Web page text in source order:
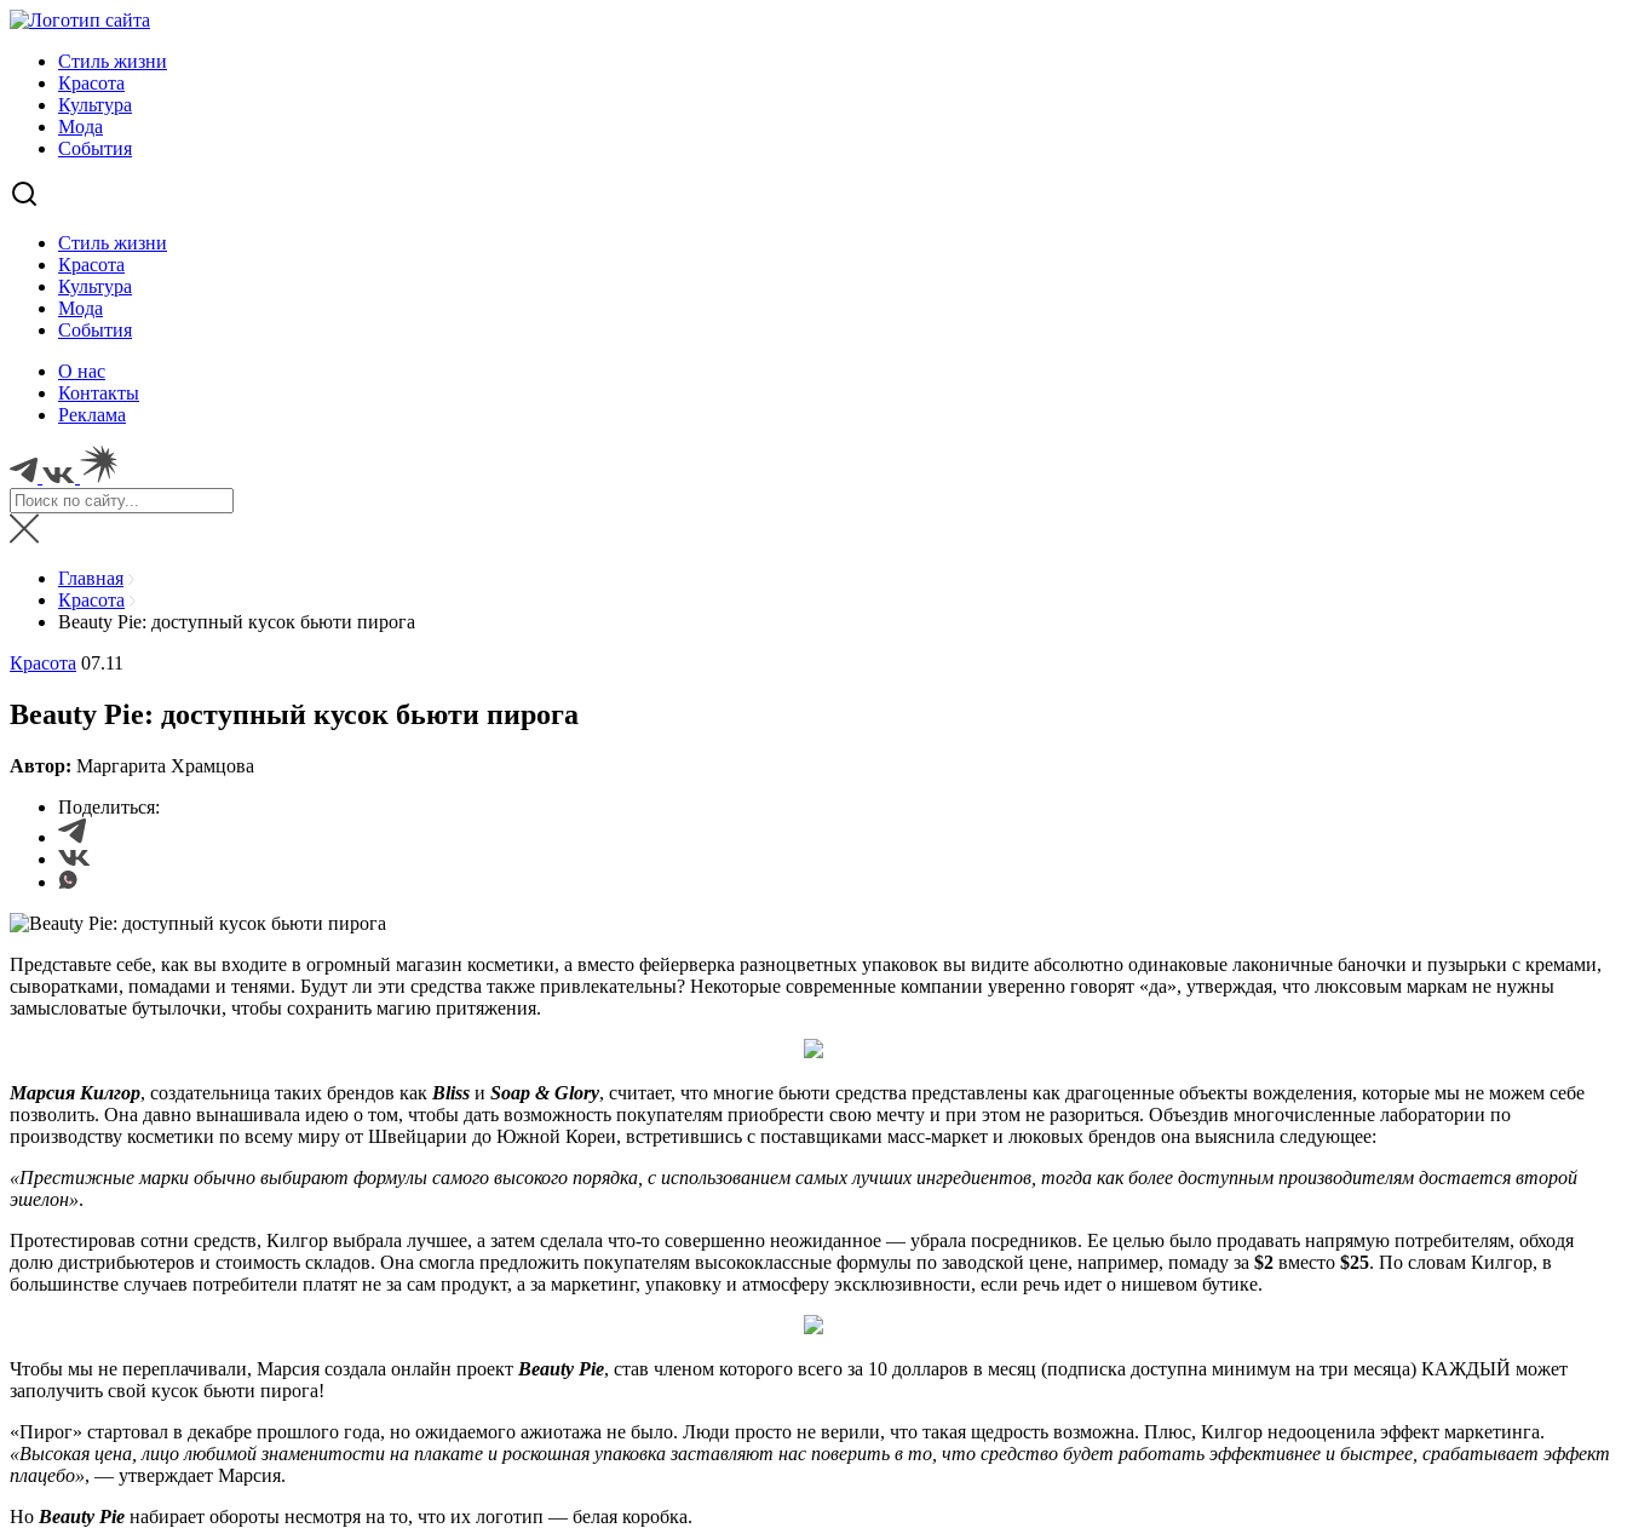
Стиль жизни
Красота
Культура
Мода
События
Стиль жизни
Красота
Культура
Мода
События
О нас
Контакты
Реклама
Главная
Красота
Beauty Pie: доступный кусок бьюти пирога
Красота 07.11
Beauty Pie: доступный кусок бьюти пирога
Автор: Маргарита Храмцова
Поделиться:
Представьте себе, как вы входите в огромный магазин косметики, а вместо фейерверка разноцветных упаковок вы видите абсолютно одинаковые лаконичные баночки и пузырьки с кремами,
сыворатками, помадами и тенями. Будут ли эти средства также привлекательны? Некоторые современные компании уверенно говорят «да», утверждая, что люксовым маркам не нужны
замысловатые бутылочки, чтобы сохранить магию притяжения.
Марсия Килгор, создательница таких брендов как Bliss и Soap & Glory, считает, что многие бьюти средства представлены как драгоценные объекты вожделения, которые мы не можем себе
позволить. Она давно вынашивала идею о том, чтобы дать возможность покупателям приобрести свою мечту и при этом не разориться. Объездив многочисленные лаборатории по
производству косметики по всему миру от Швейцарии до Южной Кореи, встретившись с поставщиками масс-маркет и люковых брендов она выяснила следующее:
«Престижные марки обычно выбирают формулы самого высокого порядка, с использованием самых лучших ингредиентов, тогда как более доступным производителям достается второй
эшелон».
Протестировав сотни средств, Килгор выбрала лучшее, а затем сделала что-то совершенно неожиданное — убрала посредников. Ее целью было продавать напрямую потребителям, обходя
долю дистрибьютеров и стоимость складов. Она смогла предложить покупателям высококлассные формулы по заводской цене, например, помаду за $2 вместо $25. По словам Килгор, в
большинстве случаев потребители платят не за сам продукт, а за маркетинг, упаковку и атмосферу эксклюзивности, если речь идет о нишевом бутике.
Чтобы мы не переплачивали, Марсия создала онлайн проект Beauty Pie, став членом которого всего за 10 долларов в месяц (подписка доступна минимум на три месяца) КАЖДЫЙ может
заполучить свой кусок бьюти пирога!
«Пирог» стартовал в декабре прошлого года, но ожидаемого ажиотажа не было. Люди просто не верили, что такая щедрость возможна. Плюс, Килгор недооценила эффект маркетинга.
«Высокая цена, лицо любимой знаменитости на плакате и роскошная упаковка заставляют нас поверить в то, что средство будет работать эффективнее и быстрее, срабатывает эффект
плацебо», — утверждает Марсия.
Но Beauty Pie набирает обороты несмотря на то, что их логотип — белая коробка.